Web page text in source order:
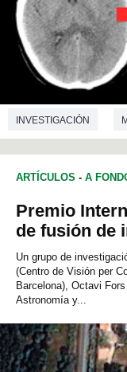
INVESTIGACIÓN
ARTÍCULOS - A
Premio
de fusión de
Un grupo de
(Centro de Visión per
Barcelona), Octavi
Astronomía y...